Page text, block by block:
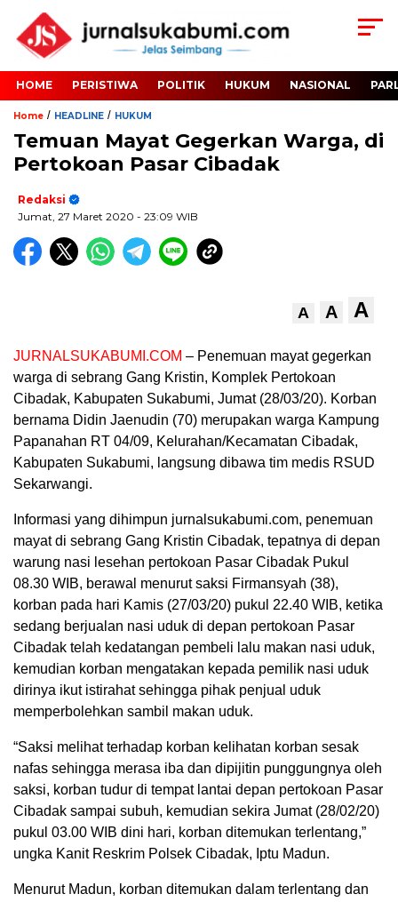
HOME PERISTIWA POLITIK HUKUM NASIONAL
Home / HEADLINE / HUKUM
Temuan Mayat Gegerkan Warga, di
Pertokoan Pasar Cibadak
Redaksi
Jumat, 27 Maret 2020 - 23:09 WIB
A A A
JURNALSUKABUMI.COM – Penemuan mayat gegerkan
warga di sebrang Gang Kristin, Komplek Pertokoan
Cibadak, Kabupaten Sukabumi, Jumat (28/03/20). Korban
bernama Didin Jaenudin (70) merupakan warga Kampung
Papanahan RT 04/09, Kelurahan/Kecamatan Cibadak,
Kabupaten Sukabumi, langsung dibawa tim medis RSUD
Sekarwangi.
Informasi yang dihimpun jurnalsukabumi.com, penemuan
mayat di sebrang Gang Kristin Cibadak, tepatnya di depan
warung nasi lesehan pertokoan Pasar Cibadak Pukul
08.30 WIB, berawal menurut saksi Firmansyah (38),
korban pada hari Kamis (27/03/20) pukul 22.40 WIB, ketika
sedang berjualan nasi uduk di depan pertokoan Pasar
Cibadak telah kedatangan pembeli lalu makan nasi uduk,
kemudian korban mengatakan kepada pemilik nasi uduk
dirinya ikut istirahat sehingga pihak penjual uduk
memperbolehkan sambil makan uduk.
“Saksi melihat terhadap korban kelihatan korban sesak
nafas sehingga merasa iba dan dipijitin punggungnya oleh
saksi, korban tudur di tempat lantai depan pertokoan Pasar
Cibadak sampai subuh, kemudian sekira Jumat (28/02/20)
pukul 03.00 WIB dini hari, korban ditemukan terlentang,”
ungka Kanit Reskrim Polsek Cibadak, Iptu Madun.
Menurut Madun, korban ditemukan dalam terlentang dan